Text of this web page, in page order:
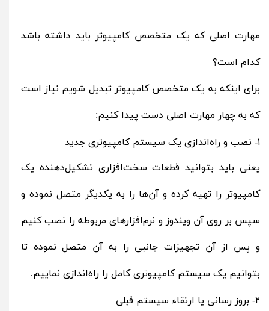
مهارت اصلی که یک متخصص کامپیوتر باید داشته باشد
کدام است؟
برای اینکه به یک متخصص کامپیوتر تبدیل شویم نیاز است
که به چهار مهارت اصلی دست پیدا کنیم:
۱- نصب و راه‌اندازی یک سیستم کامپیوتری جدید
یعنی باید بتوانید قطعات سخت‌افزاری تشکیل‌دهنده یک
کامپیوتر را تهیه‌ کرده و آن‌ها را به یکدیگر متصل نموده و
سپس بر روی آن ویندوز و نرم‌افزارهای مربوطه را نصب کنیم
و پس از آن تجهیزات جانبی را به آن متصل نموده تا
بتوانیم یک سیستم کامپیوتری کامل را راه‌اندازی نماییم.
۲- بروز رسانی یا ارتقاء سیستم قبلی